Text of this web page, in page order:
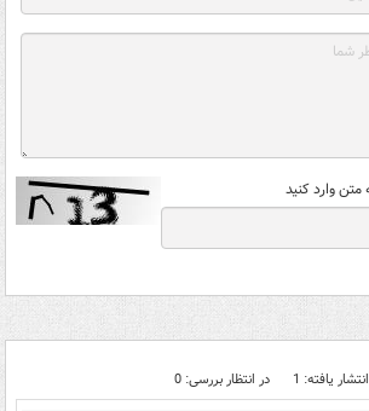
وارد کنید
انتشار یافته: 1 در انتظار بررسی: 0